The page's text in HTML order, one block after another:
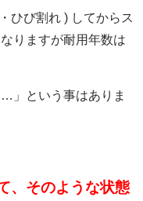
ひび割れ ) してからス
りますが耐用年数は
」という事はありま
、そのような状態